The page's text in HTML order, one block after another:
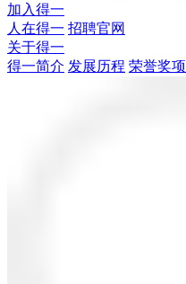
加入得一
人在得一 招聘官网
关于得一
得一简介 发展历程 荣誉奖项